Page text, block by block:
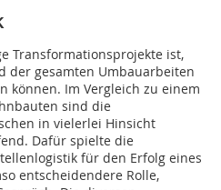
Transformationsprojekte ist,
der gesamten Umbauarbeiten
können. Im Vergleich zu einem
sind die
in vielerlei Hinsicht
Dafür spielte die
für den Erfolg eines
entscheidendere Rolle,